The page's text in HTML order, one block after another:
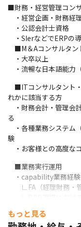
とで、飛躍的な企業価
アクセンチュアM&Aプ
x IT」で、一緒にクラ
しょう。
ーーーーーーーーーー
★財務会計・管理会計
新テクノロジーを組合
計・実装から稼働支援
う。
システム刷新プロジェ
し、財務会計・管理会
End で俯瞰しつつ業務
ム適用ソリューション
また、実行フェーズに
りつつ、もしくは
成功へと導きます。
・システム化企画や刷
ロジェクトの目的やゴ
■財務・経営管理コン
・経営企画・財務経
・公認会計士資格
・SIerなどでERPの
■M＆Aコンサルタン
・大卒以上
・流暢な日本語能力
■ITコンサルタント
れかに該当する方
・財務会計・管理会
る
・各種業務システム
験
・お客様との高度な
■業務実行運用
・capability業務経験
∟FA（経理財務・管
・コンサルティング経
もっと見る